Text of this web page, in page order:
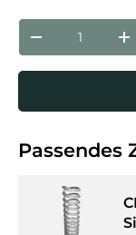
Anzahl
Menge
Passendes